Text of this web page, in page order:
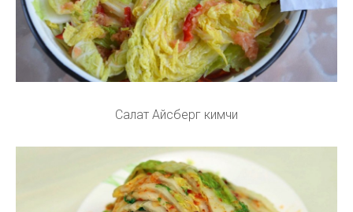
Салат Айсберг кимчи